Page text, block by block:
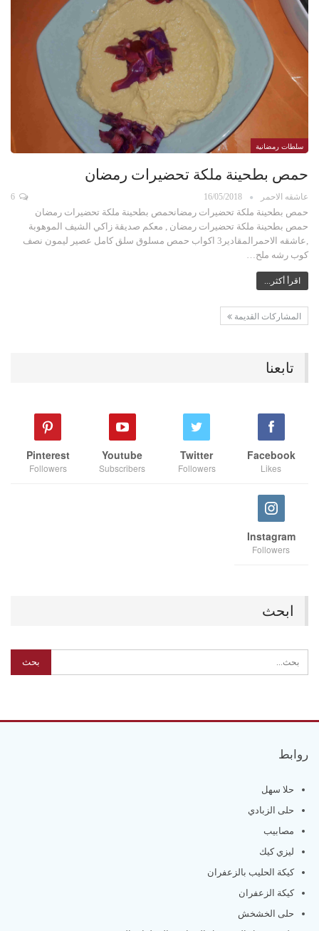
سلطات رمضانية
حمص بطحينة ملكة تحضيرات رمضان
عاشقه الاحمر 16/05/2018
حمص بطحينة ملكة تحضيرات رمضانحمص بطحينة ملكة تحضيرات رمضان
حمص بطحينة ملكة تحضيرات رمضان , معكم صديقة زاكي الشيف الموهوبة
,عاشقه الاحمرالمقادير3 اكواب حمص مسلوق سلق كامل عصير ليمون نصف
كوب رشه ملح…
اقرأ أكثر...
المشاركات القديمة
تابعنا
Facebook
Likes
Twitter
Followers
Youtube
Subscribers
Pinterest
Followers
Instagram
Followers
ابحث
روابط
حلا سهل
حلى الزبادي
مصابيب
ليزي كيك
كيكة الحليب بالزعفران
كيكة الزعفران
حلى الخشخش